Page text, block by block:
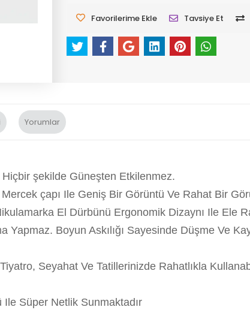
Favorilerime Ekle Tavsiye Et
Yorumlar
şekilde Güneşten Etkilenmez.
çapı Ile Geniş Bir Görüntü Ve Rahat Bir
El Dürbünü Ergonomik Dizaynı Ile Ele
Boyun Askılığı Sayesinde Düşme Ve
Seyahat Ve Tatillerinizde Rahatlıkla
Süper Netlik Sunmaktadır